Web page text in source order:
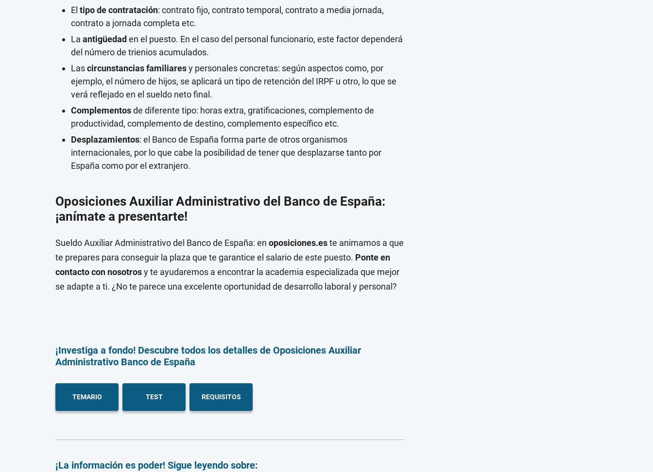
El tipo de contratación: contrato fijo, contrato temporal, contrato a media jornada,
contrato a jornada completa etc.
La antigüedad en el puesto. En el caso del personal funcionario, este factor dependerá
del número de trienios acumulados.
Lascircunstancias familiaresy personales concretas: según aspectos como, por
ejemplo, el número de hijos, se aplicará un tipo de retención del IRPF u otro, lo que se
verá reflejado en el sueldo neto final.
Complementosde diferente tipo: horas extra, gratificaciones, complemento de
productividad, complemento de destino, complemento específico etc.
Desplazamientos: el Banco de España forma parte de otros organismos
internacionales, por lo que cabe la posibilidad de tener que desplazarse tanto por
España como por el extranjero.
Oposiciones Auxiliar Administrativo del Banco de España:
¡anímate a presentarte!
Sueldo Auxiliar Administrativo del Banco de España: en oposiciones.este animamos a que
te prepares para conseguir la plaza que te garantice el salario de este puesto. Ponte en
contacto con nosotrosy te ayudaremos a encontrar la academia especializada que mejor
se adapte a ti. ¿No te parece una excelente oportunidad de desarrollo laboral y personal?
¡Investiga a fondo! Descubre todos los detalles de Oposiciones Auxiliar
Administrativo Banco de España
TEMARIO TEST REQUISITOS
¡La información es poder! Sigue leyendo sobre: